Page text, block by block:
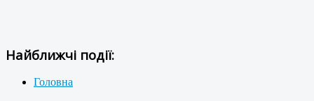
Найближчі події:
Головна